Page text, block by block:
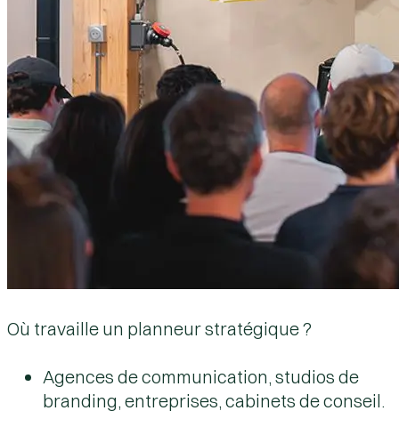
Où travaille un planneur stratégique ?
Agences de communication, studios de
branding, entreprises, cabinets de conseil.